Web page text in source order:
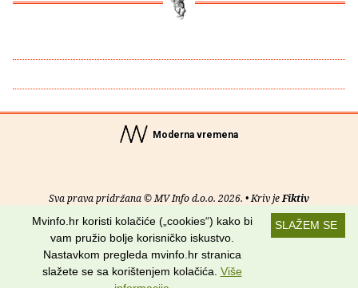
Moderna vremena
Sva prava pridržana © MV Info d.o.o. 2026. • Kriv jeFiktiv
O nama• Pomoć• Uvjeti korištenja•RSS kanali
Potraži nas na:
SLAŽEM SE
Mvinfo.hr koristi kolačiće („cookies“) kako bi
vam pružio bolje korisničko iskustvo.
Nastavkom pregleda mvinfo.hr stranica
slažete se sa korištenjem kolačića. Više